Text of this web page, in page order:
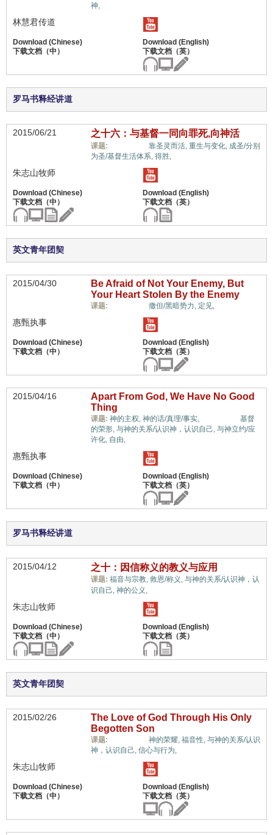
神,
林慧君传道
罗马书释经讲道
2015/06/21 之十六：与基督一同向罪死,向神活
课题: 靠圣灵而活, 重生与变化, 成圣/分别
为圣/基督生活体系, 得胜,
朱志山牧师
英文青年团契
2015/04/30
Be Afraid of Not Your Enemy, But
Your Heart Stolen By the Enemy
课题: 撒但/黑暗势力, 定见,
惠甄执事
2015/04/16
Apart From God, We Have No Good
Thing
课题: 神的主权, 神的话/真理/事实,
基督
的荣形, 与神的关系/认识神，认识自己, 与神立约/应
许化, 自由,
惠甄执事
罗马书释经讲道
2015/04/12 之十：因信称义的教义与应用
课题: 福音与宗教, 救恩/称义, 与神的关系/认识神，认
识自己, 神的公义,
朱志山牧师
英文青年团契
2015/02/26
The Love of God Through His Only
Begotten Son
课题: 神的荣耀, 福音性, 与神的关系/认识
神，认识自己, 信心与行为,
朱志山牧师